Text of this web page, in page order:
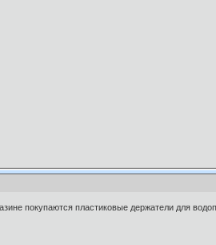
покупаются пластиковые держатели для